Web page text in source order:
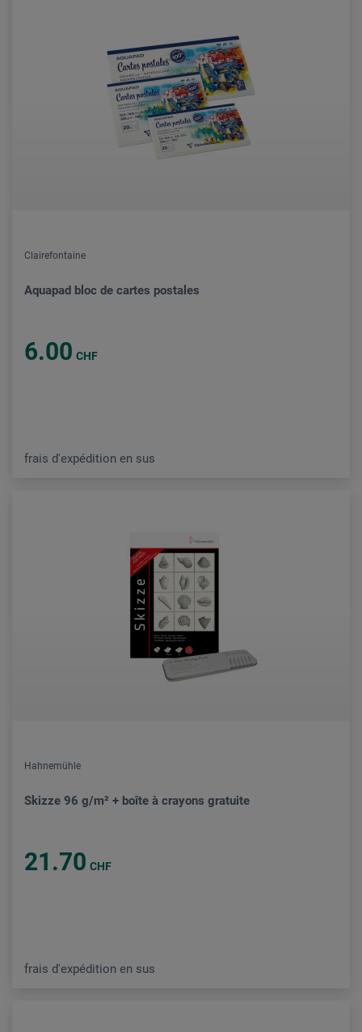
Clairefontaine
Aquapad bloc de cartes postales
6.00 CHF
frais d'expédition en sus
Hahnemühle
Skizze 96 g/m² + boîte à crayons gratuite
21.70 CHF
frais d'expédition en sus